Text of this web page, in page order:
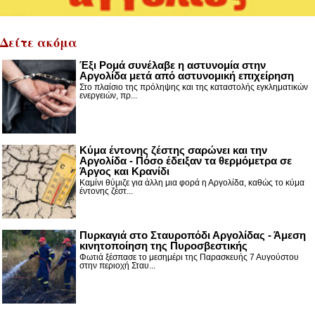
Δείτε ακόμα
Έξι Ρομά συνέλαβε η αστυνομία στην
Αργολίδα μετά από αστυνομική επιχείρηση
Στο πλαίσιο της πρόληψης και της καταστολής εγκληματικών
ενεργειών, πρ...
Κύμα έντονης ζέστης σαρώνει και την
Αργολίδα - Πόσο έδειξαν τα θερμόμετρα σε
Άργος και Κρανίδι
Καμίνι θύμιζε για άλλη μια φορά η Αργολίδα, καθώς το κύμα
έντονης ζέστ...
Πυρκαγιά στο Σταυροπόδι Αργολίδας - Άμεση
κινητοποίηση της Πυροσβεστικής
Φωτιά ξέσπασε το μεσημέρι της Παρασκευής 7 Αυγούστου
στην περιοχή Σταυ...